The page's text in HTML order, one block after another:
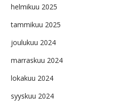
helmikuu 2025
tammikuu 2025
joulukuu 2024
marraskuu 2024
lokakuu 2024
syyskuu 2024